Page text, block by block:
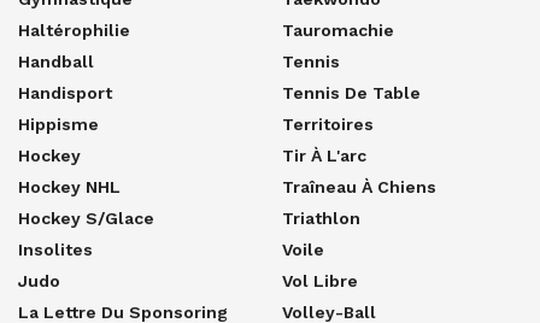
Haltérophilie
Handball
Handisport
Hippisme
Hockey
Hockey NHL
Hockey S/glace
Insolites
Judo
La Lettre Du Sponsoring
Tauromachie
Tennis
Tennis De Table
Territoires
Tir À L'arc
Traîneau À Chiens
Triathlon
Voile
Vol Libre
Volley-Ball